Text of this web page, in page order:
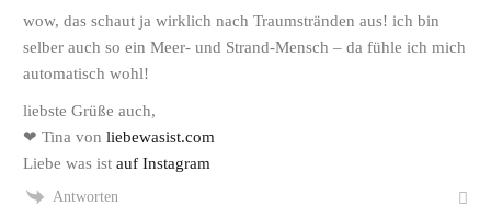
wow, das schaut ja wirklich nach Traumstränden aus! ich bin
selber auch so ein Meer- und Strand-Mensch – da fühle ich mich
automatisch wohl!
liebste Grüße auch,
❤ Tina von liebewasist.com
Liebe was ist auf Instagram
Antworten